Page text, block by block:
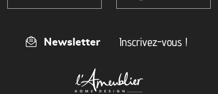
Newsletter Inscrivez-vous !